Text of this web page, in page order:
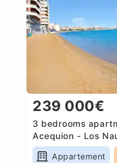
239 000€
3 bedrooms
Acequion - Los
Appartement